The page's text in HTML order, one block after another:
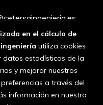
en el cálculo de
utiliza cookies
estadísticos de la
y mejorar nuestros
a través del
información en nuestra